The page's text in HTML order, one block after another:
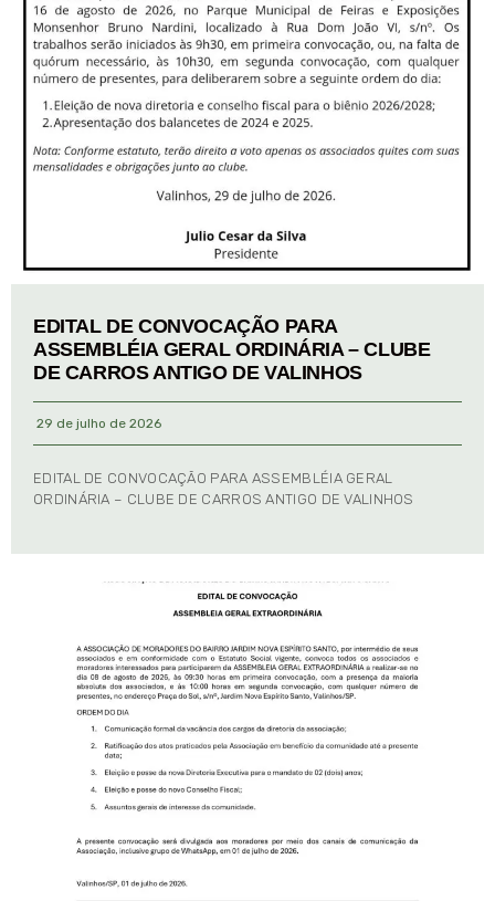
EDITAL DE CONVOCAÇÃO PARA
ASSEMBLÉIA GERAL ORDINÁRIA – CLUBE
DE CARROS ANTIGO DE VALINHOS
29 de julho de 2026
EDITAL DE CONVOCAÇÃO PARA ASSEMBLÉIA GERAL
ORDINÁRIA – CLUBE DE CARROS ANTIGO DE VALINHOS